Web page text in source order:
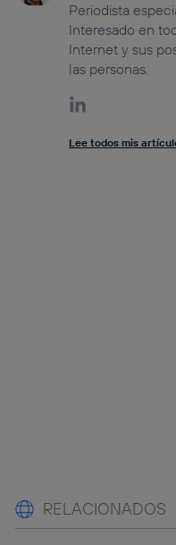
Periodista
Interesado en
Internet y sus
las personas.
Lee todos mis
RELACIONADOS